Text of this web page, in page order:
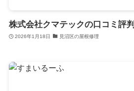
株式会社クマテックの口コミ評判
2026年1月18日 見沼区の屋根修理